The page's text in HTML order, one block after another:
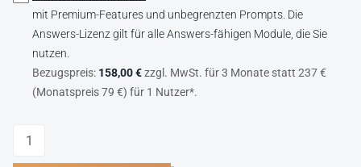
mit Premium-Features und unbegrenzten Prompts. Die
Answers-Lizenz gilt für alle Answers-fähigen Module, die Sie
nutzen.
Bezugspreis: 158,00 €zzgl. MwSt. für 3 Monate statt 237 €
(Monatspreis 79 €) für 1 Nutzer*.
Anzahl